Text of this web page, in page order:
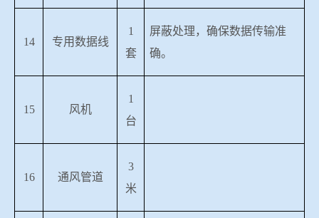
14 专用数据线
1
套
屏蔽处理，确保数据传输准
确。
15 风机
1
台
16 通风管道
3
米